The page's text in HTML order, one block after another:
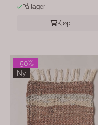
På lager
Kjøp
-50%
Ny